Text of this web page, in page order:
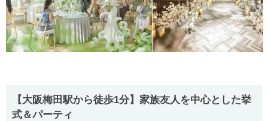
【大阪梅田駅から徒歩1分】家族友人を中心とした挙
式＆パーティ